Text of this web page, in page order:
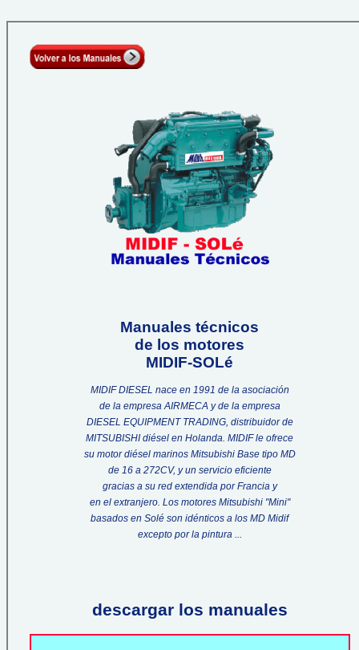
Manuales técnicos
de los motores
MIDIF-SOLé
MIDIF DIESEL nace en 1991 de la asociación
de la empresa AIRMECA y de la empresa
DIESEL EQUIPMENT TRADING, distribuidor de
MITSUBISHI diésel en Holanda. MIDIF le ofrece
su motor diésel marinos Mitsubishi Base tipo MD
de 16 a 272CV, y un servicio eficiente
gracias a su red extendida por Francia y
en el extranjero. Los motores Mitsubishi "Mini"
basados en Solé son idénticos a los MD Midif
excepto por la pintura ...
descargar los manuales